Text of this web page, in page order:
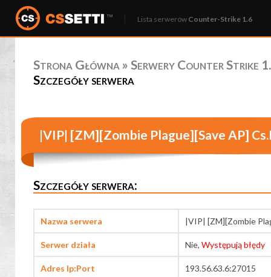
Lista serwerów Counter-Strike 1.6
Strona Główna » Serwery Counter Strike
Szczegóły serwera
|VIP| [ZM][Zombie Plague][Save AP]
Szczegóły serwera:
Nazwa serwera |VIP| [ZM][Zombie
Serwer działa Nie, Występują błędy
Adres Ip:Port 193.56.63.6:27015